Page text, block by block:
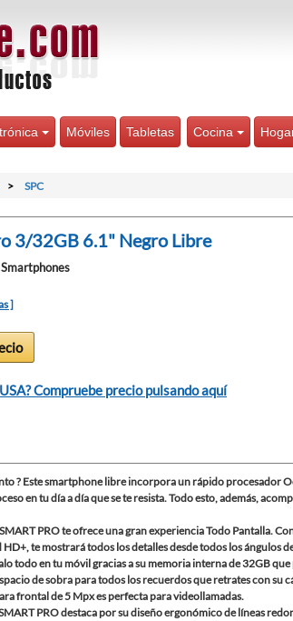
Móviles Tabletas Cocina
SPC
3/32GB 6.1" Negro Libre
]
Compruebe precio pulsando aquí
? Este smartphone libre incorpora un rápido procesador
en tu día a día que se te resista. Todo esto, además,
PRO te ofrece una gran experiencia Todo Pantalla.
te mostrará todos los detalles desde todos los ángulos
todo en tu móvil gracias a su memoria interna de 32GB
de sobra para todos los recuerdos que retrates con su
frontal de 5 Mpx es perfecta para videollamadas.
PRO destaca por su diseño ergonómico de líneas